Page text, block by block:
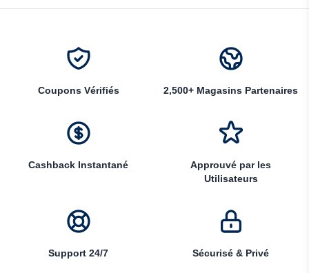
Coupons Vérifiés 2,500+ Magasins Partenaires
Cashback Instantané
Approuvé par les
Utilisateurs
Support 24/7 Sécurisé & Privé